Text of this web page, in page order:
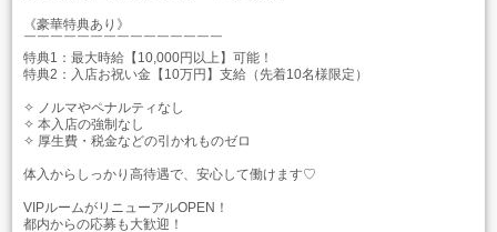
《豪華特典あり》
￣￣￣￣￣￣￣￣￣￣￣￣￣￣￣
特典1：最大時給【10,000円以上】可能！
特典2：入店お祝い金【10万円】支給（先着10名様限定）
✧ ノルマやペナルティなし
✧ 本入店の強制なし
✧ 厚生費・税金などの引かれものゼロ
体入からしっかり高待遇で、安心して働けます♡
VIPルームがリニューアルOPEN！
都内からの応募も大歓迎！